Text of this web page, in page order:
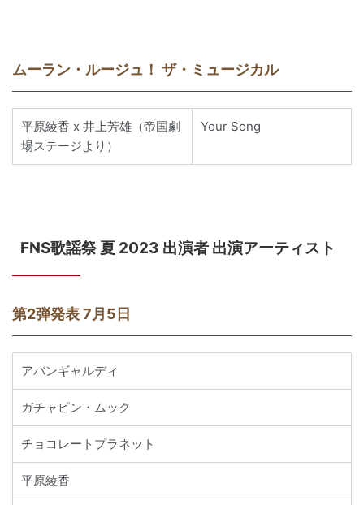
ムーラン・ルージュ！ ザ・ミュージカル
平原綾香 x 井上芳雄（帝国劇
場ステージより）
Your Song
FNS歌謡祭 夏 2023 出演者 出演アーティスト
第2弾発表 7月5日
アバンギャルディ
ガチャピン・ムック
チョコレートプラネット
平原綾香